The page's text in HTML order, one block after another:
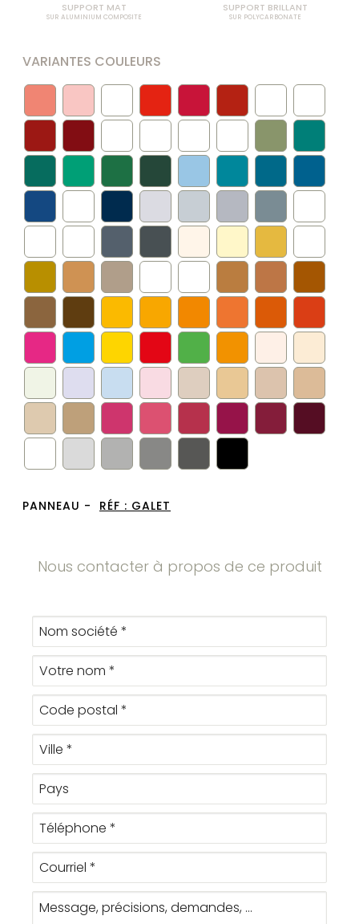
SUPPORT MAT
SUR ALUMINIUM COMPOSITE
SUPPORT BRILLANT
SUR POLYCARBONATE
VARIANTES COULEURS
PANNEAU - RÉF : GALET
Nous contacter à propos de ce produit